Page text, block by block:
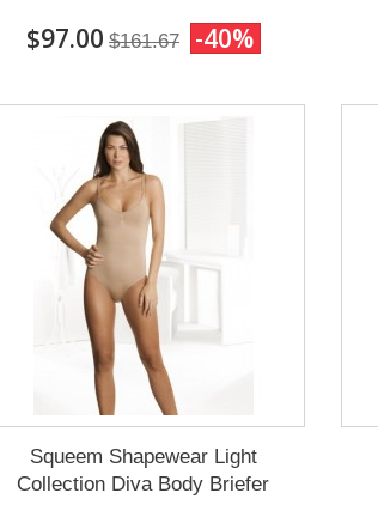
$97.00 $161.67 -40%
Squeem Shapewear Light
Collection Diva Body Briefer